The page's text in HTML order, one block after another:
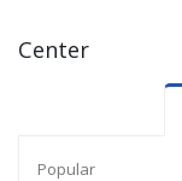
Center
Popular